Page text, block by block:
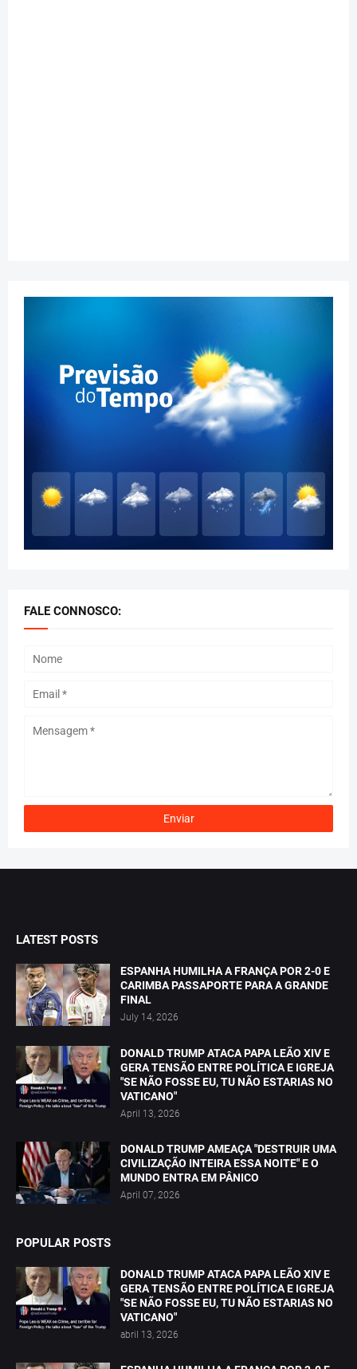
FALE CONNOSCO:
LATEST POSTS
ESPANHA HUMILHA A FRANÇA POR 2-0 E
CARIMBA PASSAPORTE PARA A GRANDE
FINAL
July 14, 2026
DONALD TRUMP ATACA PAPA LEÃO XIV E
GERA TENSÃO ENTRE POLÍTICA E IGREJA
"SE NÃO FOSSE EU, TU NÃO ESTARIAS NO
VATICANO"
April 13, 2026
DONALD TRUMP AMEAÇA "DESTRUIR UMA
CIVILIZAÇÃO INTEIRA ESSA NOITE" E O
MUNDO ENTRA EM PÂNICO
April 07, 2026
POPULAR POSTS
DONALD TRUMP ATACA PAPA LEÃO XIV E
GERA TENSÃO ENTRE POLÍTICA E IGREJA
"SE NÃO FOSSE EU, TU NÃO ESTARIAS NO
VATICANO"
abril 13, 2026